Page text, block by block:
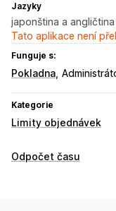
Jazyky
japonština a angličtina
Tato aplikace není
Funguje s:
Pokladna
Kategorie
Limity objednávek
Pravidla limitů
Odpočet času